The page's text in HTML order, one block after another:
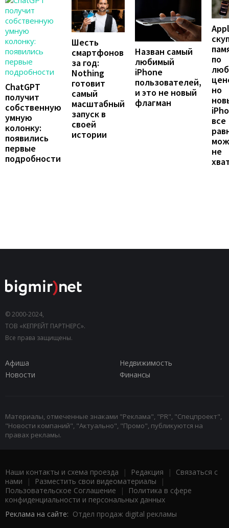
ChatGPT
получит
собственную
умную
колонку:
появились
первые
подробности
Шесть
смартфонов
за год:
Nothing
готовит
самый
масштабный
запуск в
своей
истории
Назван самый
любимый
iPhone
пользователей,
и это не новый
флагман
по
но
все
не
© 2000-2024,
ТОВ «КЕПРЕЙТ ПАРТНЕРС».
Все права защищены.
Афиша
Недвижимость
Новости
Финансы
Материалы, отмеченные знаками "Реклама", "PR", "Спецпроект",
"Новости компаний", "Актуально", "Промо", публикуются на
правах рекламы.
Наши контакты и схема проезда | Редакция | Связаться с
нами | Разместить свои видеоматериалы |
Пользовательское Соглашение |
Политика в сфере
конфиденциальности и персональных данных
Реклама на сайте: Отдел продаж digital рекламы